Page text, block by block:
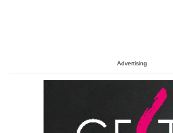
Advertising